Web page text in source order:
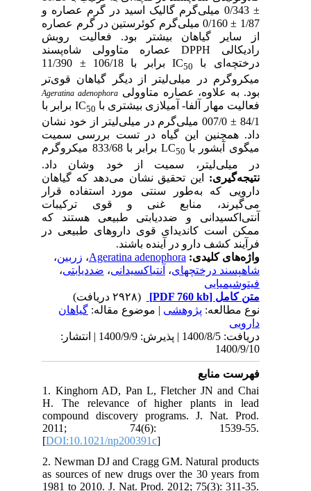
± 0/343 میلی‌گرم گالیک اسید در گرم عصاره و
1/87 ± 0/160 میلی‌گرم کوئرستین در گرم عصاره
از سایر گیاهان بیشتر بود. فعالیت روبش
رادیکالی DPPH عصاره متاوولی شاه‌پسند
درختچه‌ای با IC
50
برابر با 106/18 ± 11/390
میکروگرم در میلی‌لیتر از دیگر گیاهان قوی‌تر
بود. به علاوه، عصاره متاوولیAgeratina adenophora
فعالیت مهار آلفا- آمیلازی بیشتری با IC50
برابر با
84/1 ± 007/0 میلی‌گرم در میلی‌لیتر از خود نشان
داد. همچنین این گیاه در تست بررسی سمیت
میگوی آبشور با LC50
برابر با 833/68 میکروگرم
در میلی‌لیتر، سمیت از خود وشان داد.
نتیجه‌گیری:این تحقیق نشان می‌دهد که گیاهان
دارویی که به‌طور سنتی مورد استفاده قرار
می‌گیرند، منابع غنی و قوی ترکیبات
آنتی‌اکسیدانی و ضددیابتی طبیعی هستند که
ممکن است کاندیدای قوی داروهای طبیعی در
فرآیند کشف دارو در آینده باشند.
واژه‌های کلیدی:Ageratina adenophora،زربین ،
شاه‎پسند درختچه‎ای
،آنتی‎اکسیدانی ،ضددیابتی،
فیتوشیمیایی
متن کامل[PDF 760 kb]
(۲۹۲۸ دریافت)
نوع مطالعه:پژوهشی| موضوع مقاله:گياهان
دارویی
دریافت: 1400/8/5 | پذیرش: 1400/9/9 | انتشار:
1400/9/10
فهرست منابع
1. Kinghorn AD, Pan L, Fletcher JN and Chai
H. The relevance of higher plants in lead
compound discovery programs. J. Nat. Prod.
2011; 74(6): 1539-55.
[DOI:10.1021/np200391c
2. Newman DJ and Cragg GM. Natural products
as sources of new drugs over the 30 years from
1981 to 2010. J. Nat. Prod. 2012; 75(3): 311-35.